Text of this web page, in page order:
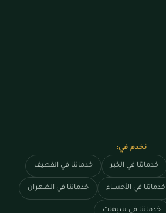
نخدم في:
خدماتنا في الخبر خدماتنا في القطيف
خدماتنا في الأحساء خدماتنا في الظهران
خدماتنا في سيهات